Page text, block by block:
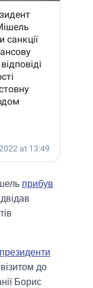
прибув
президенти
до
Борис